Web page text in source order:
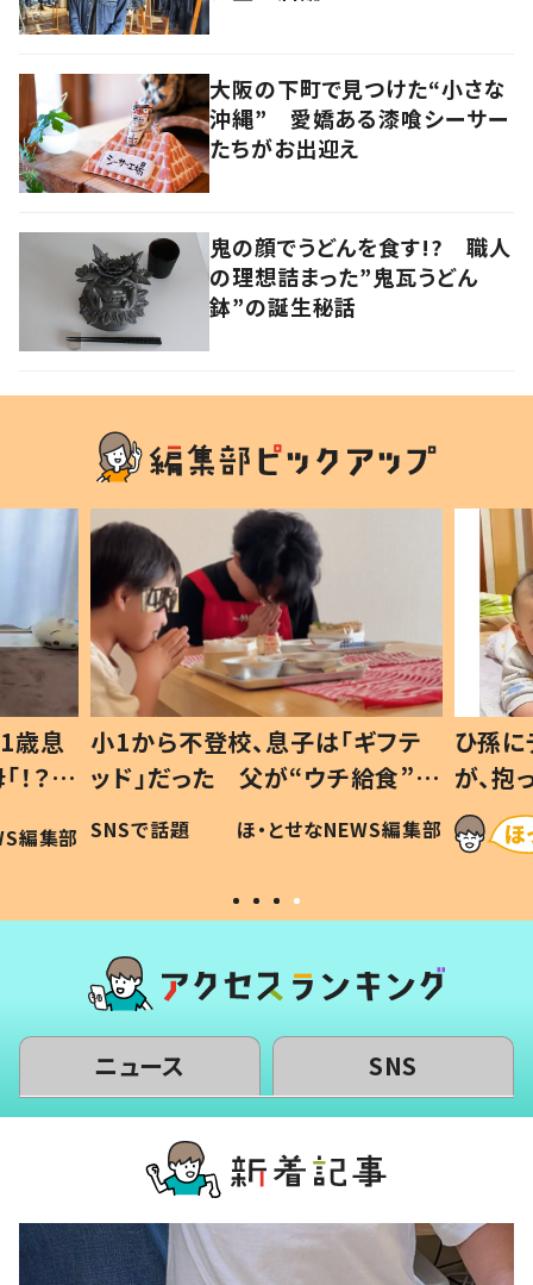
大阪の下町で見つけた“小さな
沖縄” 愛嬌ある漆喰シーサー
たちがお出迎え
鬼の顔でうどんを食す!? 職人
の理想詰まった”鬼瓦うどん
鉢”の誕生秘話
フテ
食”を
編集部
ひ孫にデレデレな80歳じいじ
が、抱っこすると…ひ孫の反応に
「涙が出ました」「可愛くて仕方な
い」
ほ・とせなNEWS編集部
ニュース SNS